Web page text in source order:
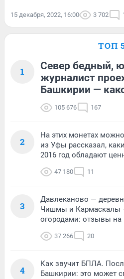
15 декабря, 2022, 16:00 3 702
ТОП
1
Север бедный,
журналист
Башкирии —
105 676 167
2
На этих монетах
из Уфы рассказал,
2016 год обладают
47 180 11
3
Давлеканово —
Чишмы и Кармаскалы
огородами: отзывы
37 266 20
4
Как звучит БПЛА.
Башкирии: это может